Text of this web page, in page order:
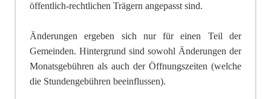
öffentlich-rechtlichen Trägern angepasst sind.
Änderungen ergeben sich nur für einen Teil der
Gemeinden. Hintergrund sind sowohl Änderungen der
Monatsgebühren als auch der Öffnungszeiten (welche
die Stundengebühren beeinflussen).